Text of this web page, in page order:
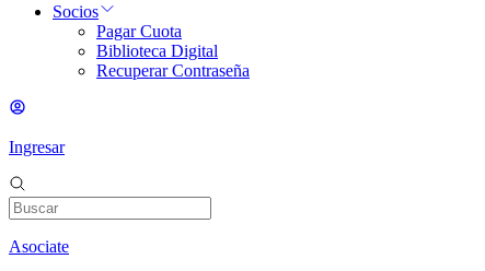
Socios
Pagar Cuota
Biblioteca Digital
Recuperar Contraseña
Ingresar
Asociate